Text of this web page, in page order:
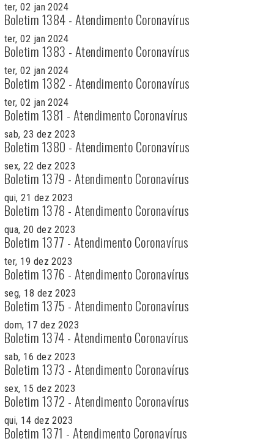
ter, 02 jan 2024
Boletim 1384 - Atendimento Coronavírus
ter, 02 jan 2024
Boletim 1383 - Atendimento Coronavírus
ter, 02 jan 2024
Boletim 1382 - Atendimento Coronavírus
ter, 02 jan 2024
Boletim 1381 - Atendimento Coronavírus
sab, 23 dez 2023
Boletim 1380 - Atendimento Coronavírus
sex, 22 dez 2023
Boletim 1379 - Atendimento Coronavírus
qui, 21 dez 2023
Boletim 1378 - Atendimento Coronavírus
qua, 20 dez 2023
Boletim 1377 - Atendimento Coronavírus
ter, 19 dez 2023
Boletim 1376 - Atendimento Coronavírus
seg, 18 dez 2023
Boletim 1375 - Atendimento Coronavírus
dom, 17 dez 2023
Boletim 1374 - Atendimento Coronavírus
sab, 16 dez 2023
Boletim 1373 - Atendimento Coronavírus
sex, 15 dez 2023
Boletim 1372 - Atendimento Coronavírus
qui, 14 dez 2023
Boletim 1371 - Atendimento Coronavírus